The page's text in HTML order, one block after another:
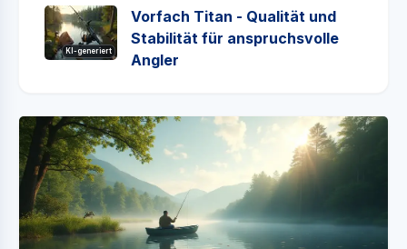
KI-generiert
Vorfach Titan - Qualität und
Stabilität für anspruchsvolle
Angler